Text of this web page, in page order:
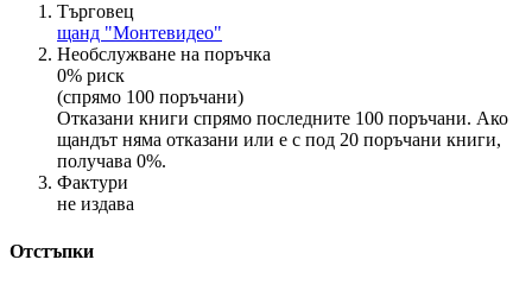
Търговец
щанд "Монтевидео"
Необслужване на поръчка
0% риск
(спрямо 100 поръчани)
Отказани книги спрямо последните 100 поръчани. Ако
щандът няма отказани или е с под 20 поръчани книги,
получава 0%.
Фактури
не издава
Отстъпки